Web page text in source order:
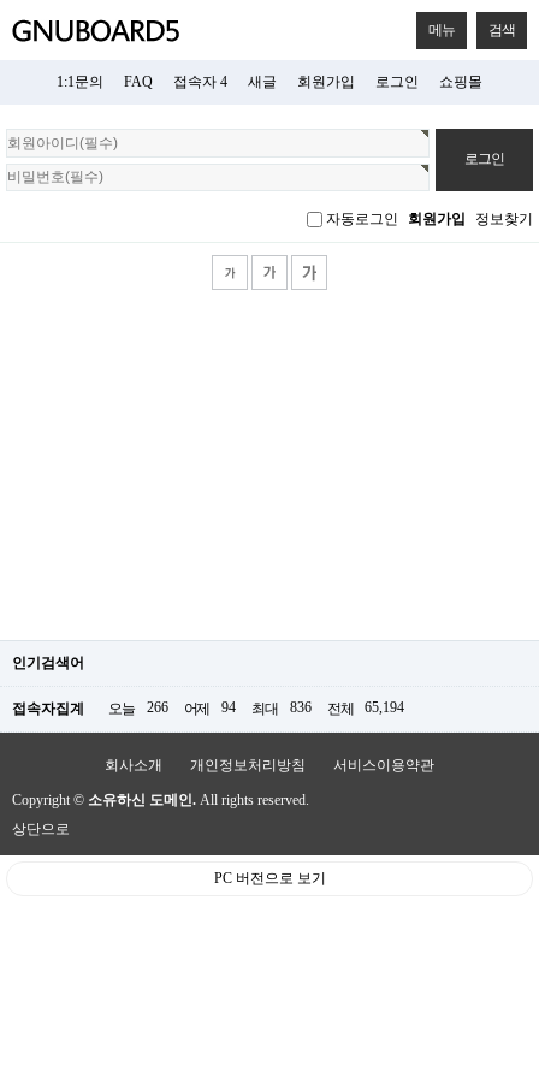
메뉴 검색
1:1문의 FAQ 접속자 4 새글 회원가입 로그인 쇼핑몰
회
원
로
자동로그인 회원가입 정보찾기
인기검색어
접속자집계 오늘 266 어제 94 최대 836 전체 65,194
회사소개 개인정보처리방침 서비스이용약관
Copyright © 소유하신 도메인. All rights reserved.
상단으로
PC 버전으로 보기